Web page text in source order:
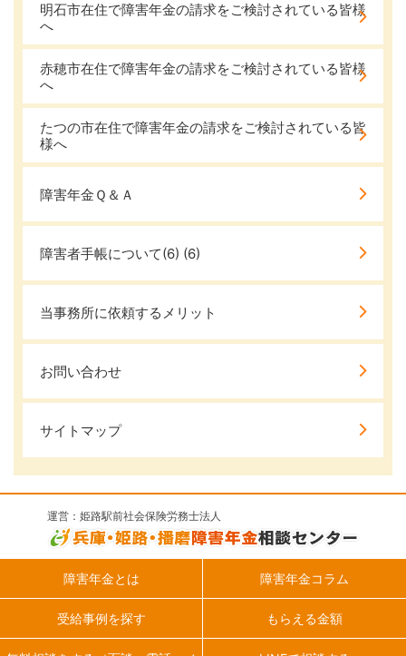
明石市在住で障害年金の請求をご検討されている皆様
へ
赤穂市在住で障害年金の請求をご検討されている皆様
へ
たつの市在住で障害年金の請求をご検討されている皆
様へ
障害年金Ｑ＆Ａ
障害者手帳について(6) (6)
当事務所に依頼するメリット
お問い合わせ
サイトマップ
運営：姫路駅前社会保険労務士法人
障害年金とは 障害年金コラム
受給事例を探す もらえる金額